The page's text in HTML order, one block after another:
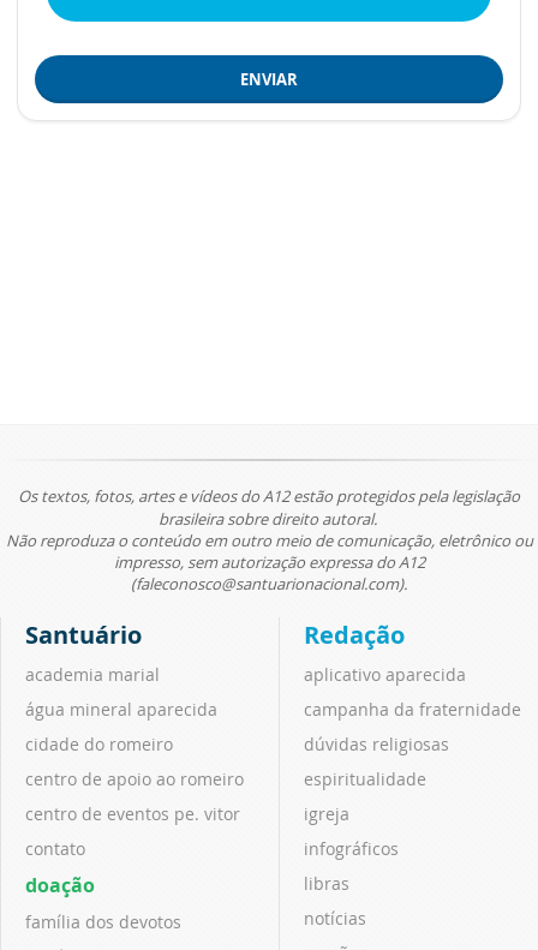
ENVIAR
Os textos, fotos, artes e vídeos do A12 estão protegidos pela legislação
brasileira sobre direito autoral.
Não reproduza o conteúdo em outro meio de comunicação, eletrônico ou
impresso, sem autorização expressa do A12
(faleconosco@santuarionacional.com).
Santuário
academia marial
água mineral aparecida
cidade do romeiro
centro de apoio ao romeiro
centro de eventos pe. vitor
contato
doação
família dos devotos
Redação
aplicativo aparecida
campanha da fraternidade
dúvidas religiosas
espiritualidade
igreja
infográficos
libras
notícias